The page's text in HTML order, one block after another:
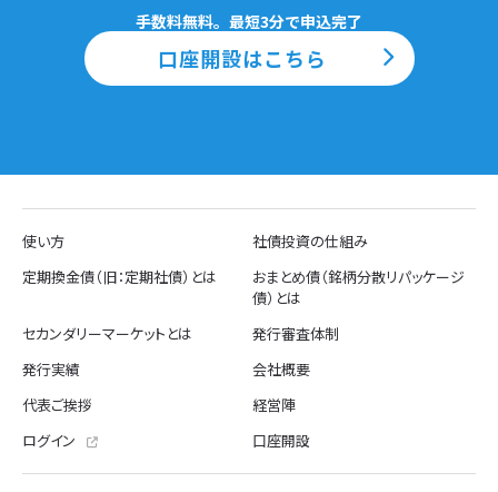
手数料無料。最短3分で申込完了
口座開設はこちら
使い方
社債投資の仕組み
定期換金債（旧：定期社債）とは
おまとめ債（銘柄分散リパッケージ
債）とは
セカンダリーマーケットとは
発行審査体制
発行実績
会社概要
代表ご挨拶
経営陣
ログイン
口座開設